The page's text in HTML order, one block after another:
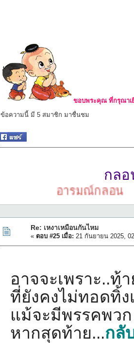
ขอบพระคุณ ที่กรุณาเ
ข้อความนี้ มี 5 สมาชิก มาชื่นชม
กลอ
อารมณ์กลอน
Re: เหงาเหมือนกันไหม
« ตอบ #25 เมื่อ: 21 กันยายน 2025,
อาจจะเพราะ..ท้
ที่ยังคงไม่ทอดทิ้ง
แม้จะมีพรรคพว
หากสุดท้าย...กลั